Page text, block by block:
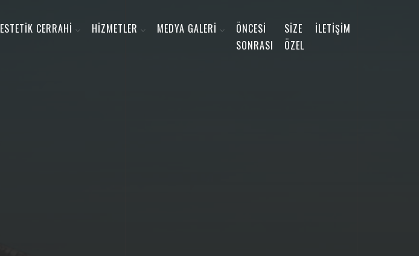
ESTETİK CERRAHİ HİZMETLER MEDYA GALERİ
ÖNCESİ
SONRASI
SİZE
ÖZEL
İLETİŞİM